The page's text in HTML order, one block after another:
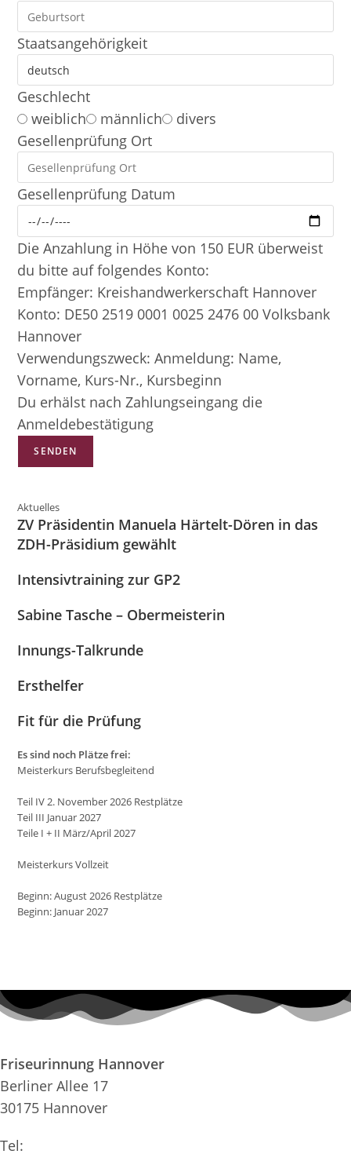
Staatsangehörigkeit
Geschlecht
weiblich
männlich
divers
Gesellenprüfung Ort
Gesellenprüfung Datum
Die Anzahlung in Höhe von 150 EUR überweist
du bitte auf folgendes Konto:
Empfänger: Kreishandwerkerschaft Hannover
Konto: DE50 2519 0001 0025 2476 00 Volksbank
Hannover
Verwendungszweck: Anmeldung: Name,
Vorname, Kurs-Nr., Kursbeginn
Du erhälst nach Zahlungseingang die
Anmeldebestätigung
SENDEN
Aktuelles
ZV Präsidentin Manuela Härtelt-Dören in das
ZDH-Präsidium gewählt
Intensivtraining zur GP2
Sabine Tasche – Obermeisterin
Innungs-Talkrunde
Ersthelfer
Fit für die Prüfung
Es sind noch Plätze frei:
Meisterkurs Berufsbegleitend
Teil IV 2. November 2026 Restplätze
Teil III Januar 2027
Teile I + II März/April 2027
Meisterkurs Vollzeit
Beginn: August 2026 Restplätze
Beginn: Januar 2027
Friseurinnung Hannover
Berliner Allee 17
30175 Hannover
Tel: